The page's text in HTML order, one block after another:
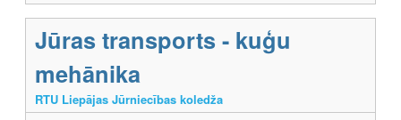
Jūras transports - kuģu
mehānika
RTU Liepājas Jūrniecības koledža